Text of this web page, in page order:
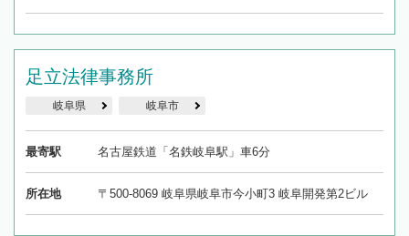
足立法律事務所
岐阜県 岐阜市
最寄駅 名古屋鉄道「名鉄岐阜駅」車6分
所在地 〒500-8069 岐阜県岐阜市今小町3 岐阜開発第2ビル